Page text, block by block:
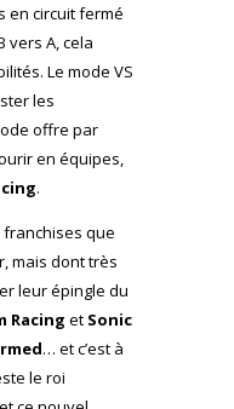
en circuit fermé
vers A, cela
Le mode VS
les
offre par
en équipes,
.
que
mais dont très
leur épingle du
Racing et Sonic
… et c’est à
le roi